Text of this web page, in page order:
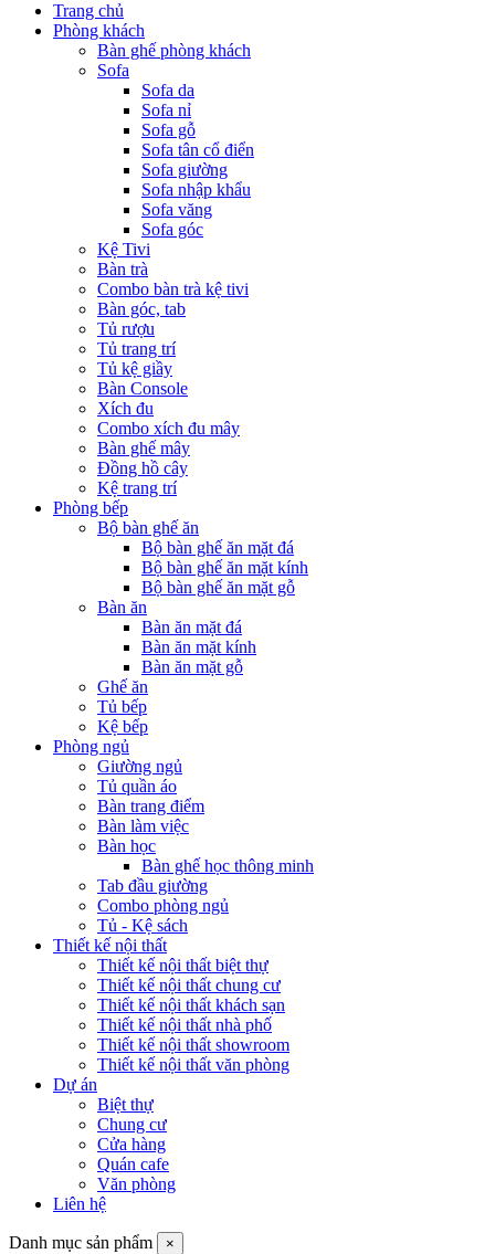
Trang chủ
Phòng khách
Bàn ghế phòng khách
Sofa
Sofa da
Sofa nỉ
Sofa gỗ
Sofa tân cổ điển
Sofa giường
Sofa nhập khẩu
Sofa văng
Sofa góc
Kệ Tivi
Bàn trà
Combo bàn trà kệ tivi
Bàn góc, tab
Tủ rượu
Tủ trang trí
Tủ kệ giầy
Bàn Console
Xích đu
Combo xích đu mây
Bàn ghế mây
Đồng hồ cây
Kệ trang trí
Phòng bếp
Bộ bàn ghế ăn
Bộ bàn ghế ăn mặt đá
Bộ bàn ghế ăn mặt kính
Bộ bàn ghế ăn mặt gỗ
Bàn ăn
Bàn ăn mặt đá
Bàn ăn mặt kính
Bàn ăn mặt gỗ
Ghế ăn
Tủ bếp
Kệ bếp
Phòng ngủ
Giường ngủ
Tủ quần áo
Bàn trang điểm
Bàn làm việc
Bàn học
Bàn ghế học thông minh
Tab đầu giường
Combo phòng ngủ
Tủ - Kệ sách
Thiết kế nội thất
Thiết kế nội thất biệt thự
Thiết kế nội thất chung cư
Thiết kế nội thất khách sạn
Thiết kế nội thất nhà phố
Thiết kế nội thất showroom
Thiết kế nội thất văn phòng
Dự án
Biệt thự
Chung cư
Cửa hàng
Quán cafe
Văn phòng
Liên hệ
Danh mục sản phẩm ×